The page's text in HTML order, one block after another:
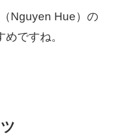
Nguyen Hue）の
ですね。